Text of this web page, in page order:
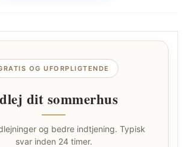
OG UFORPLIGTENDE
dit sommerhus
og bedre indtjening. Typisk
svar inden 24 timer.